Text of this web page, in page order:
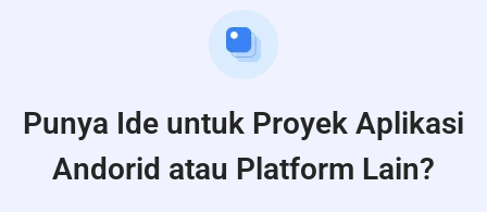
Punya Ide untuk Proyek Aplikasi
Andorid atau Platform Lain?